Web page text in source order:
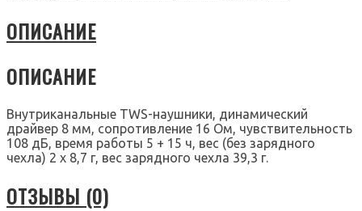
ОПИСАНИЕ
ОПИСАНИЕ
Внутриканальные TWS-наушники, динамический
драйвер 8 мм, сопротивление 16 Ом, чувствительность
108 дБ, время работы 5 + 15 ч, вес (без зарядного
чехла) 2 х 8,7 г, вес зарядного чехла 39,3 г.
ОТЗЫВЫ (0)